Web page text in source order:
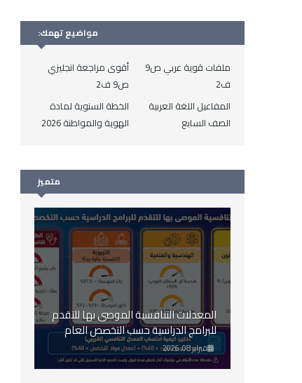
مواضيع تهمك:
أقوى مراجعة انجليزي
ص9 ف2
ملفات قوية عربي ص9
ف2
الخطة السنوية لمادة
الهوية والمواطنة 2026
المفاعيل اللغة العربية
الصف السابع
متميز
المعدلات التنافسية الموصى بها للتقدم
للبرامج الدراسية حسب التخصص العام
2026
فبراير 08, 2026